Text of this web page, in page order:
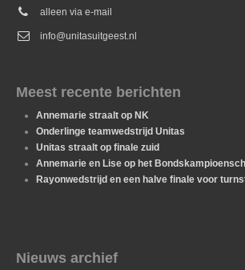
alleen via e-mail
info@unitasuitgeest.nl
Meest recente berichten
Annemarie straalt op NK
Onderlinge teamwedstrijd Unitas
Unitas straalt op finale zuid
Annemarie en Lise op het
Rayonwedstrijd en een halve finale voor
Nieuws archief